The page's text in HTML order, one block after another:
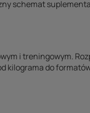
schemat
i treningowym.
kilograma do